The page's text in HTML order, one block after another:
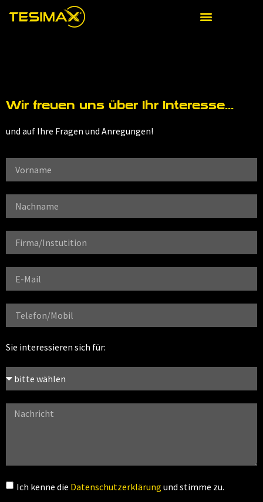
Wir freuen uns über Ihr Interesse...
und auf Ihre Fragen und Anregungen!
Sie interessieren sich für:
Ich kenne die Datenschutzerklärung und stimme zu.